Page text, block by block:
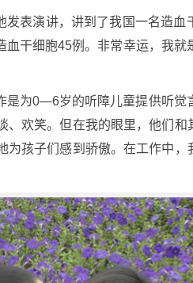
表演讲，讲到了我国一名造
干细胞45例。非常幸运，我
为0—6岁的听障儿童提供听觉
欢笑。但在我的眼里，他们
孩子们感到骄傲。在工作中